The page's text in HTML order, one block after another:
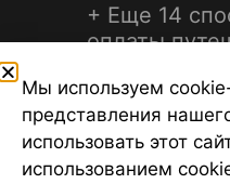
+ Еще 14
оплаты
©2026 Турагентство
Мы используем
представления
использовать этот
использованием